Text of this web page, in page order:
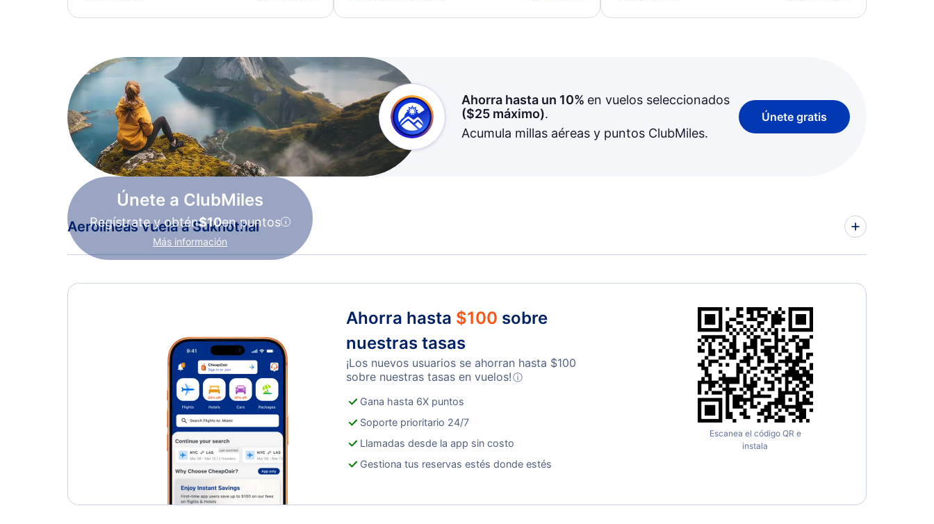
Únete a ClubMiles
Regístrate y obtén$10en puntos
Más información
Ahorra hasta un 10% en vuelos seleccionados
($25máximo).
Acumula millas aéreas y puntos ClubMiles.
Únete gratis
Aerolíneas vuela a Sukhothai
Ahorra hasta $100 sobre
nuestras tasas
¡Los nuevos usuarios se ahorran hasta $100
sobre nuestras tasas en vuelos!ⓘ
Gana hasta 6X puntos
Soporte prioritario 24/7
Llamadas desde la app sin costo
Gestiona tus reservas estés donde estés
Escanea el código QR e
instala